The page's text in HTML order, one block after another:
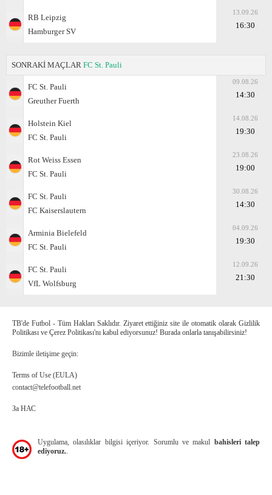
RB Leipzig
Hamburger SV
13.09.26
16:30
SONRAKİ MAÇLAR FC St. Pauli
FC St. Pauli
Greuther Fuerth
09.08.26
14:30
Holstein Kiel
FC St. Pauli
14.08.26
19:30
Rot Weiss Essen
FC St. Pauli
23.08.26
19:00
FC St. Pauli
FC Kaiserslautern
30.08.26
14:30
Arminia Bielefeld
FC St. Pauli
04.09.26
19:30
FC St. Pauli
VfL Wolfsburg
12.09.26
21:30
TB'de Futbol - Tüm Hakları Saklıdır. Ziyaret ettiğiniz site ile otomatik olarak Gizlilik
Politikası ve Çerez Politikası'nı kabul ediyorsunuz! Burada onlarla tanışabilirsiniz!
Bizimle iletişime geçin:
Terms of Use (EULA)
contact@telefootball.net
За НАС
Uygulama, olasılıklar bilgisi içeriyor. Sorumlu ve makul bahisleri talep
ediyoruz.